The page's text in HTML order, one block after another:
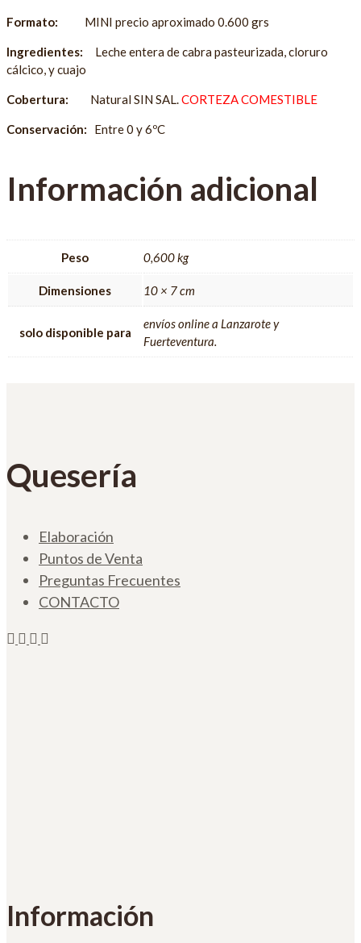
Formato: MINI precio aproximado 0.600 grs
Ingredientes: Leche entera de cabra pasteurizada, cloruro
cálcico, y cuajo
Cobertura: Natural SIN SAL.CORTEZA COMESTIBLE
Conservación: Entre 0 y 6ºC
Información adicional
Peso 0,600 kg
Dimensiones 10 × 7 cm
solo disponible para
envíos online a Lanzarote y
Fuerteventura.
Quesería
Elaboración
Puntos de Venta
Preguntas Frecuentes
CONTACTO
Información